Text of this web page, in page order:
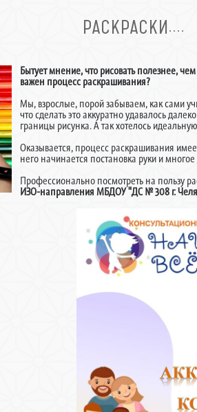
РАСКРАСКИ....
Бытует мнение, что рисовать полезнее,
важен процесс раскрашивания?
Мы, взрослые, порой забываем, как сами
что сделать это аккуратно удавалось
границы рисунка. А так хотелось
Оказывается, процесс раскрашивания
него начинается постановка руки и
Профессионально посмотреть на пользу
ИЗО-направления МБДОУ "ДС № 308 г.